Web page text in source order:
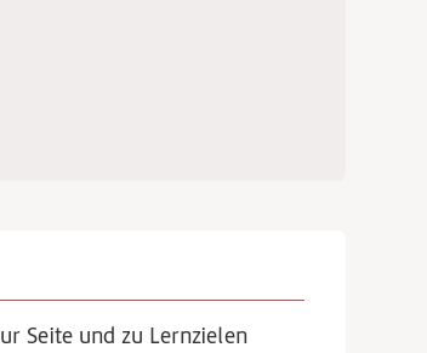
Seite und zu Lernzielen